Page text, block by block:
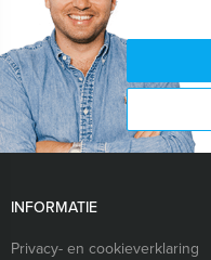
INFORMATIE
Privacy- en cookieverklaring